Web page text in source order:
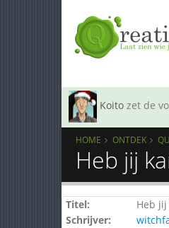
Koito zet de
HOME ONTDEK
Heb jij
Titel:
Heb jij
Schrijver: